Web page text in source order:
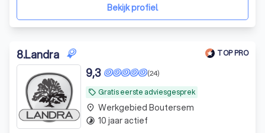
Bekijk profiel
8.Landra TOP PRO
local_offer Gratis eerste adviesgesprek
(24)
9,3
place Werkgebied Boutersem
timelapse 10 jaar actief